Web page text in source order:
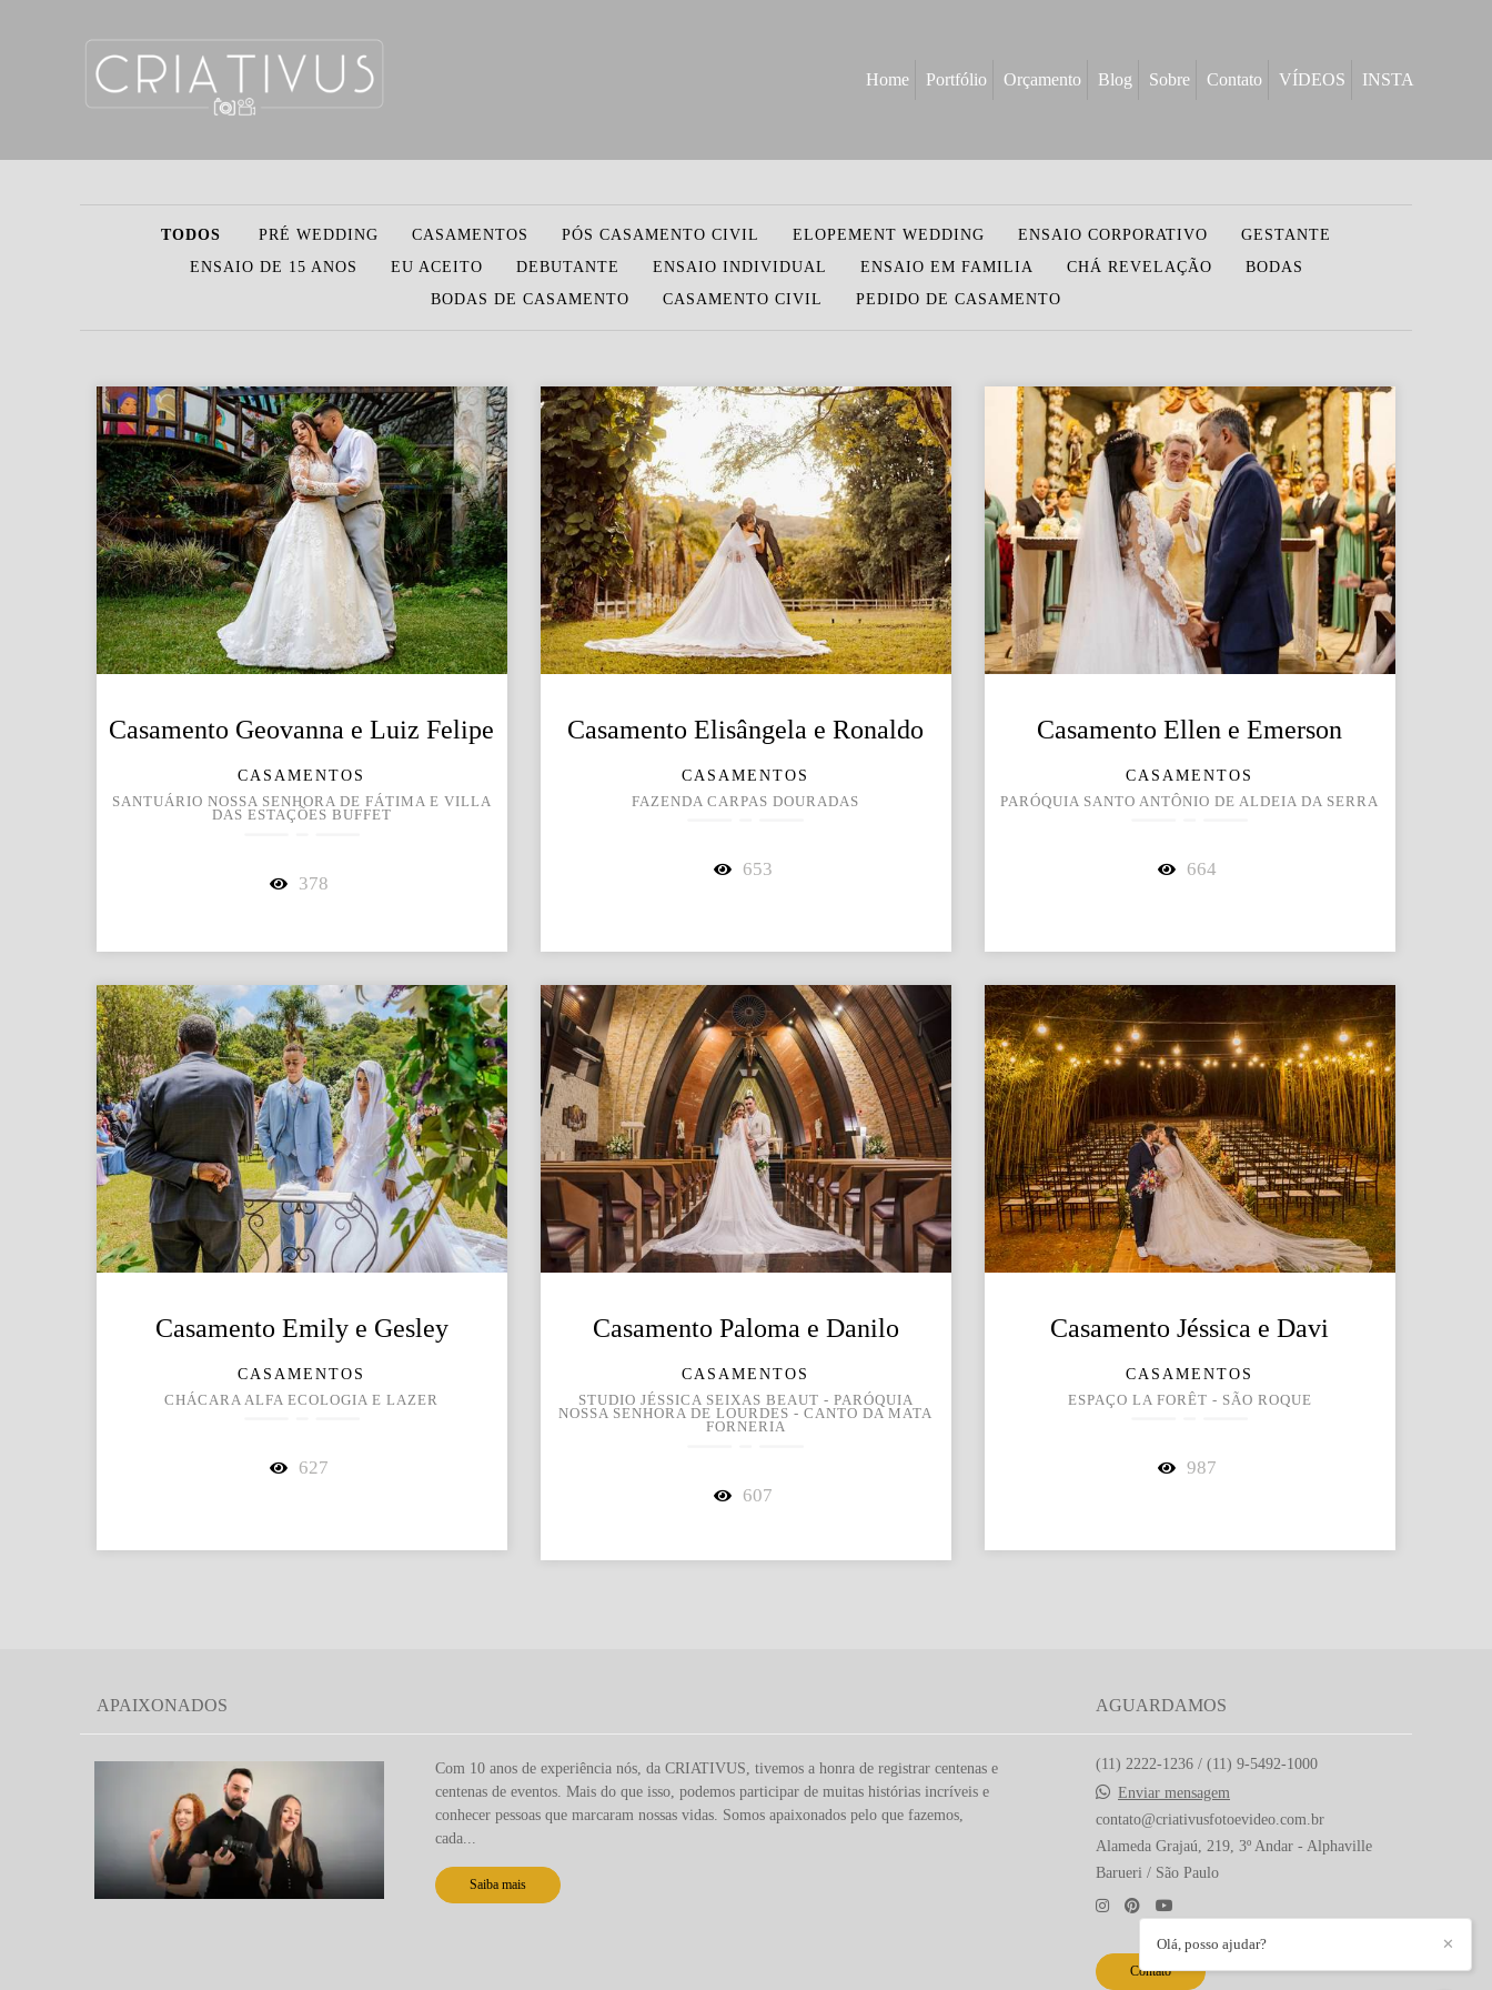
Home Portfólio Orçamento Blog Sobre Contato VÍDEOS INSTA
TODOS PRÉ WEDDING CASAMENTOS PÓS CASAMENTO CIVIL ELOPEMENT WEDDING ENSAIO CORPORATIVO
GESTANTE
ENSAIO DE 15 ANOS
EU ACEITO DEBUTANTE ENSAIO INDIVIDUAL ENSAIO EM FAMILIA CHÁ REVELAÇÃO
BODAS
BODAS DE CASAMENTO
CASAMENTO CIVIL PEDIDO DE CASAMENTO
Casamento Geovanna e Luiz Felipe
CASAMENTOS
SANTUÁRIO NOSSA SENHORA DE FÁTIMA E VILLA
DAS ESTAÇÕES BUFFET
378
Casamento Elisângela e Ronaldo
CASAMENTOS
FAZENDA CARPAS DOURADAS
653
Casamento Ellen e Emerson
CASAMENTOS
PARÓQUIA SANTO ANTÔNIO DE ALDEIA DA SERRA
664
Casamento Emily e Gesley
CASAMENTOS
CHÁCARA ALFA ECOLOGIA E LAZER
627
Casamento Paloma e Danilo
CASAMENTOS
STUDIO JÉSSICA SEIXAS BEAUT - PARÓQUIA
NOSSA SENHORA DE LOURDES - CANTO DA MATA
FORNERIA
607
Casamento Jéssica e Davi
CASAMENTOS
ESPAÇO LA FORÊT - SÃO ROQUE
987
APAIXONADOS
Com 10 anos de experiência nós, da CRIATIVUS, tivemos a honra de registrar centenas e
centenas de eventos. Mais do que isso, podemos participar de muitas histórias incríveis e
conhecer pessoas que marcaram nossas vidas. Somos apaixonados pelo que fazemos,
cada...
Saiba mais
AGUARDAMOS
(11) 2222-1236 / (11) 9-5492-1000
Enviar mensagem
contato@criativusfotoevideo.com.br
Alameda Grajaú, 219, 3º Andar - Alphaville
Barueri / São Paulo
Contato
✕
Olá, posso ajudar?